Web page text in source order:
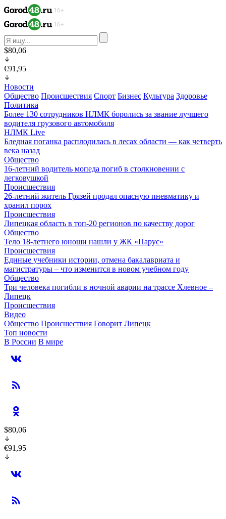
$80,06
€91,95
Новости
Общество Происшествия Спорт Бизнес Культура Здоровье
Политика
Более 130 сотрудников НЛМК боролись за звание лучшего
водителя грузового автомобиля
НЛМК Live
Бледная поганка расплодилась в лесах области — как четверть
века назад
Общество
16-летний водитель мопеда погиб в столкновении с
легковушкой
Происшествия
26-летний житель Грязей продал опасную пневматику и
хранил порох
Происшествия
Липецкая область в топ-20 регионов по качеству дорог
Общество
Тело 18-летнего юноши нашли у ЖК «Парус»
Происшествия
Единые учебники истории, отмена бакалавриата и
магистратуры – что изменится в новом учебном году
Общество
Три человека погибли в ночной аварии на трассе Хлевное –
Липецк
Происшествия
Видео
Общество Происшествия Говорит Липецк
Топ новости
В России В мире
$80,06
€91,95